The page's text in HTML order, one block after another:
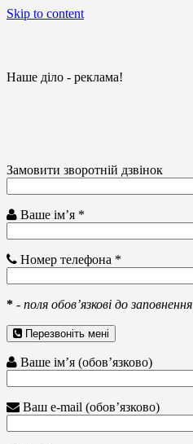
Skip to content
Наше діло - реклама!
Замовити зворотній дзвінок
Ваше ім’я *
Номер телефона *
* - поля обов’язкові до заповнення
Перезвоніть мені
Ваше ім’я (обов’язково)
Ваш e-mail (обов’язково)